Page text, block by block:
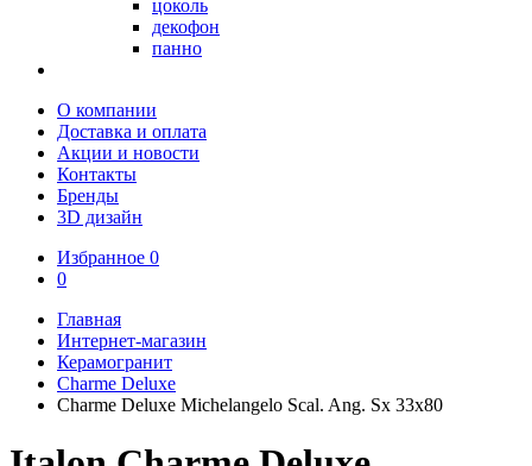
цоколь
декофон
панно
О компании
Доставка и оплата
Акции и новости
Контакты
Бренды
3D дизайн
Избранное 0
0
Главная
Интернет-магазин
Керамогранит
Charme Deluxe
Charme Deluxe Michelangelo Scal. Ang. Sx 33x80